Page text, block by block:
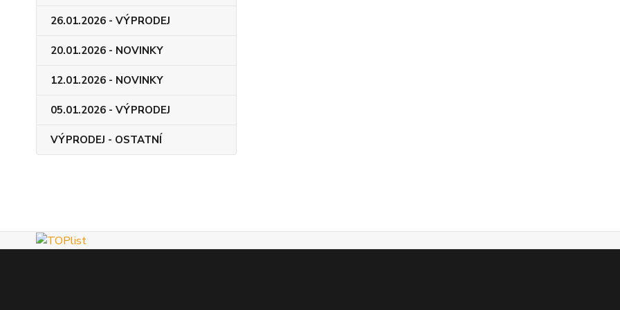
26.01.2026 - VÝPRODEJ
20.01.2026 - NOVINKY
12.01.2026 - NOVINKY
05.01.2026 - VÝPRODEJ
VÝPRODEJ - OSTATNÍ